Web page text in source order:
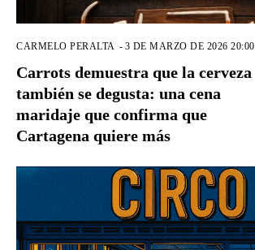
CARMELO PERALTA - 3 DE MARZO DE 2026 20:00
Carrots demuestra que la cerveza
también se degusta: una cena
maridaje que confirma que
Cartagena quiere más